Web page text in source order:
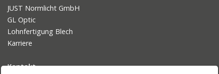
JUST Normlicht GmbH
GL Optic
Lohnfertigung Blech
Karriere
Kontakt